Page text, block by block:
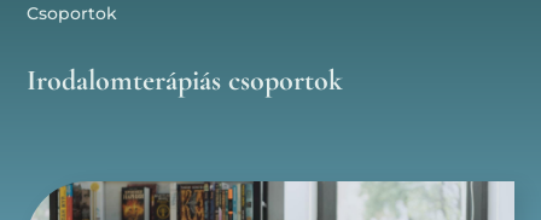
Csoportok
Irodalomterápiás csoportok